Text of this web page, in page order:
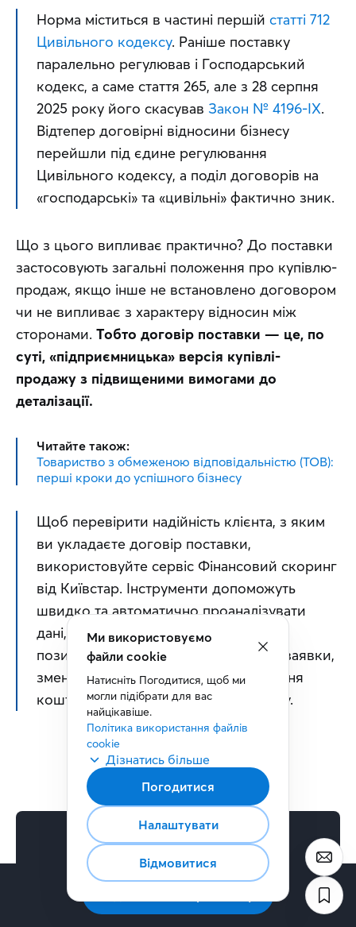
Норма міститься в частині першій статті 712
Цивільного кодексу. Раніше поставку
паралельно регулював і Господарський
кодекс, а саме стаття 265, але з 28 серпня
2025 року його скасував Закон № 4196-IX.
Відтепер договірні відносини бізнесу
перейшли під єдине регулювання
Цивільного кодексу, а поділ договорів на
«господарські» та «цивільні» фактично зник.
Що з цього випливає практично? До поставки
застосовують загальні положення про купівлю-
продаж, якщо інше не встановлено договором
чи не випливає з характеру відносин між
сторонами. Тобто договір поставки — це, по
суті, «підприємницька» версія купівлі-
продажу з підвищеними вимогами до
деталізації.
Читайте також:
Товариство з обмеженою відповідальністю (ТОВ):
перші кроки до успішного бізнесу
Щоб перевірити надійність клієнта, з яким
ви укладаєте договір поставки,
використовуйте сервіс Фінансовий скоринг
від Київстар. Інструменти допоможуть
швидко та автоматично проаналізувати
дані, виявити неблагонадійних
позичальників ще на етапі розгляду заявки,
зменшити ризики через неповернення
коштів та розширити клієнтську базу.
Галузеві рішення
Підключайте фінансовий скоринг і
перевіряйте надійність клієнтів
Ми використовуємо
файли cookie
Натисніть Погодитися, щоб ми
могли підібрати для вас
найцікавіше.
Політика використання файлів
cookie
Дізнатись більше
Погодитися
Налаштувати
Відмовитися